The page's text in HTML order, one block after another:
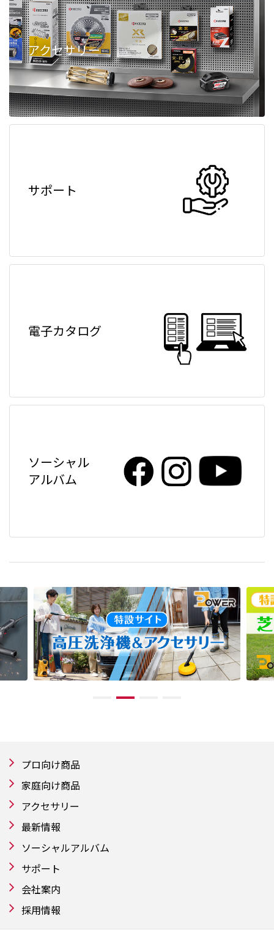
アクセサリー
サポート
電子カタログ
ソーシャル
アルバム
プロ向け商品
家庭向け商品
アクセサリー
最新情報
ソーシャルアルバム
サポート
会社案内
採用情報